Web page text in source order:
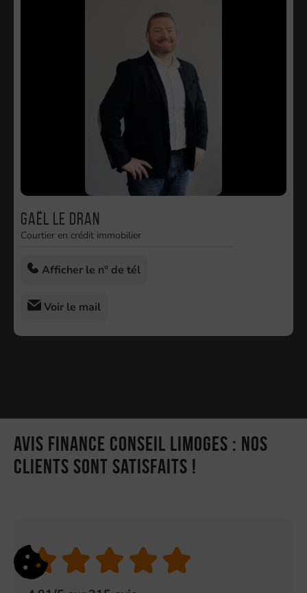
Gaël LE DRAN
Courtier en crédit immobilier
Afficher le n° de tél
Voir le mail
Avis Finance Conseil Limoges : nos
clients sont satisfaits !